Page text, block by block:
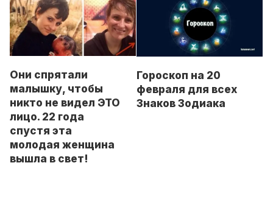
Они спрятали
малышку, чтобы
никто не видел ЭТО
лицо. 22 года
спустя эта
молодая женщина
вышла в свет!
Гороскоп на 20
февраля для всех
Знаков Зодиака